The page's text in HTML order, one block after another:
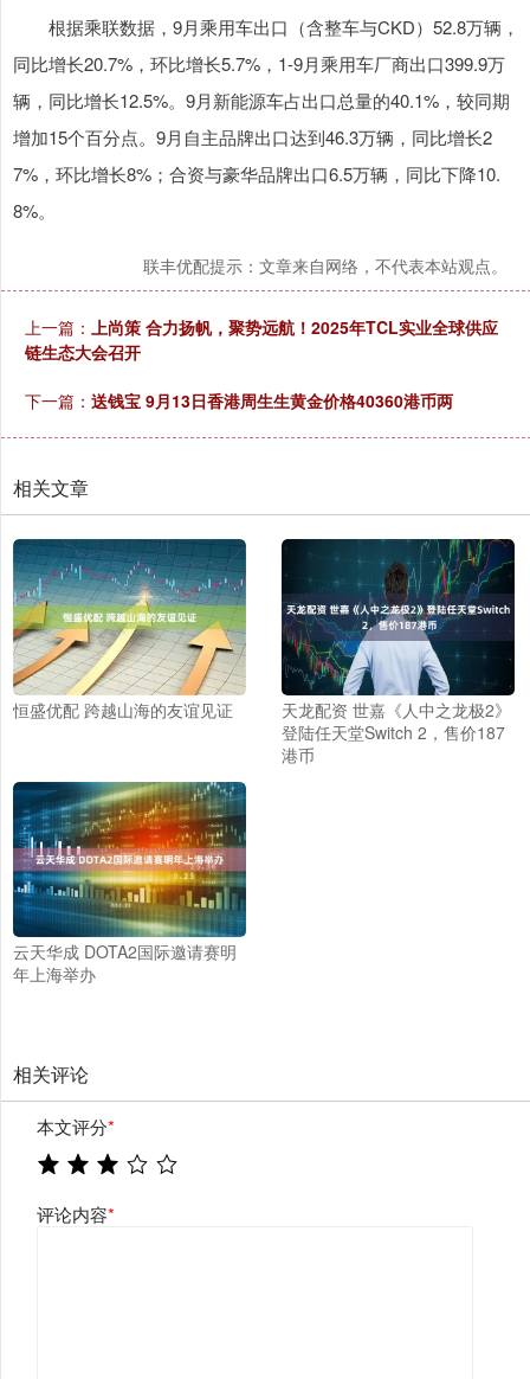
根据乘联数据，9月乘用车出口（含整车与CKD）52.8万辆，
同比增长20.7%，环比增长5.7%，1-9月乘用车厂商出口399.9万
辆，同比增长12.5%。9月新能源车占出口总量的40.1%，较同期
增加15个百分点。9月自主品牌出口达到46.3万辆，同比增长2
7%，环比增长8%；合资与豪华品牌出口6.5万辆，同比下降10.
8%。
联丰优配提示：文章来自网络，不代表本站观点。
上一篇： 上尚策 合力扬帆，聚势远航！2025年TCL实业全球供应
链生态大会召开
下一篇： 送钱宝 9月13日香港周生生黄金价格40360港币两
相关文章
恒盛优配 跨越山海的友谊见证
天龙配资 世嘉《人中之龙极2》
登陆任天堂Switch 2，售价187
港币
云天华成 DOTA2国际邀请赛明
年上海举办
相关评论
本文评分*
评论内容*